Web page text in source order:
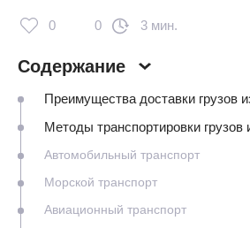
0 0 3 мин.
Содержание
Преимущества доставки грузов
Методы транспортировки
Автомобильный транспорт
Морской транспорт
Авиационный транспорт